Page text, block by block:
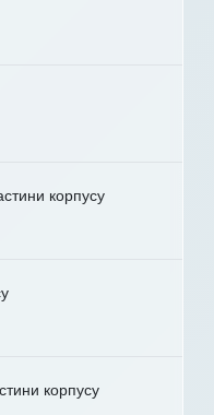
корпусу
корпусу